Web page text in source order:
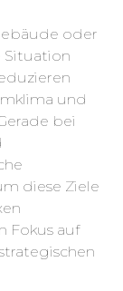
oder
Situation
und
bei
diese Ziele
Fokus auf